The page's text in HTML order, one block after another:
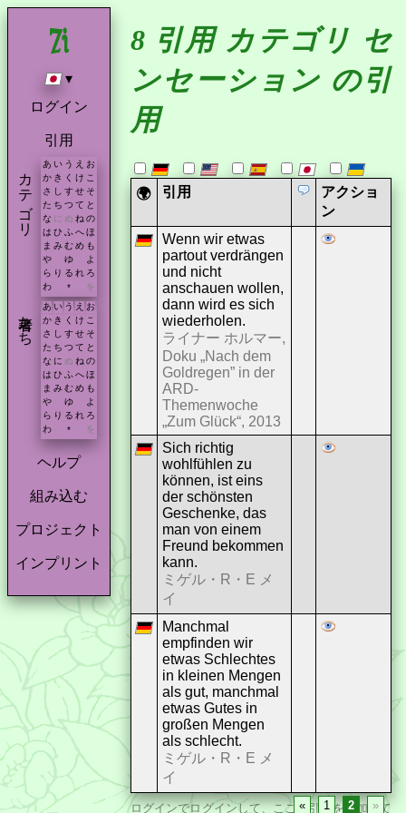
▾
ログイン
引用
カテゴリ あ い う え お
か き く け こ
さ し す せ そ
た ち つ て と
な に ぬ ね の
は ひ ふ へ ほ
ま み む め も
や
ゆ
よ
ら り る れ ろ
わ
* を
著者たち あ い う え お
か き く け こ
さ
し す せ そ
た ち つ て と
な に ぬ ね の
は ひ ふ へ ほ
ま み む め も
や
ゆ
よ
ら り る れ ろ
わ
* を
ヘルプ
組み込む
プロジェクト
インプリント
8 引用 カテゴリ セ
ンセーション の引
用
🌍 引用
アクショ
ン
Wenn wir etwas
partout verdrängen
und nicht
anschauen wollen,
dann wird es sich
wiederholen.
ライナー ホルマー,
Doku „Nach dem
Goldregen” in der
ARD-
Themenwoche
„Zum Glück“, 2013
Sich richtig
wohlfühlen zu
können, ist eins
der schönsten
Geschenke, das
man von einem
Freund bekommen
kann.
ミゲル・R・E メ
イ
Manchmal
empfinden wir
etwas Schlechtes
in kleinen Mengen
als gut, manchmal
etwas Gutes in
großen Mengen
als schlecht.
ミゲル・R・E メ
イ
« 1 2 »
ログインでログインして、ここに引用を追加して